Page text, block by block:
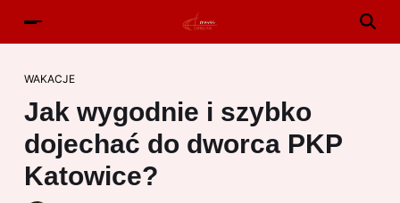
WAKACJE
Jak wygodnie i szybko
dojechać do dworca PKP
Katowice?